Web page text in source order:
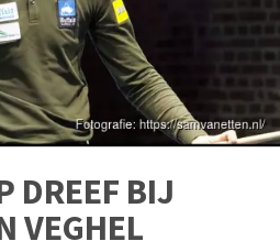
DREEF BIJ
VEGHEL